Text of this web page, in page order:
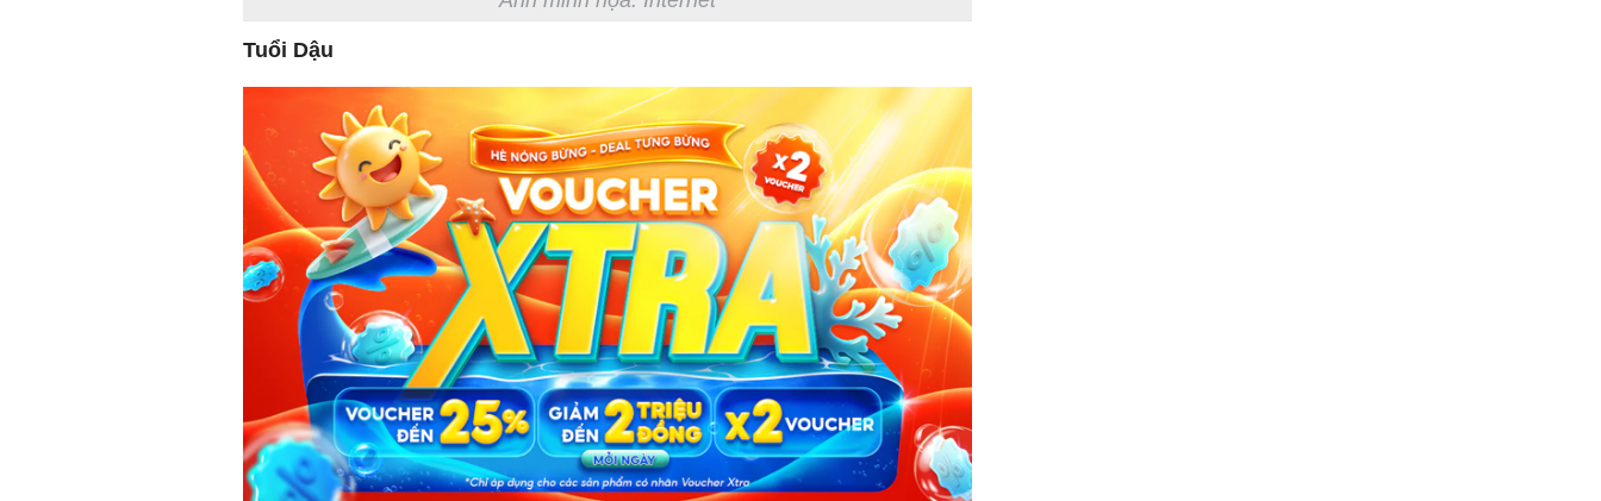
Tuổi Dậu